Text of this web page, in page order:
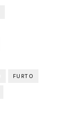
FURTO